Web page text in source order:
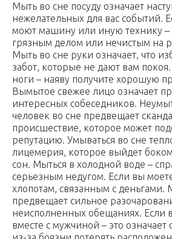
Мыть во сне посуду означает
нежелательных для вас событий.
моют машину или иную технику –
грязным делом или нечистым на
Мыть во сне руки означает, что
забот, которые не дают вам
ноги – наяву получите хорошую
Вымытое свежее лицо означает
интересных собеседников.
человек во сне предвещает
происшествие, которое может
репутацию. Умываться во сне
лицемерия, которое выйдет
сон. Мыться в холодной воде –
серьезным недугом. Если вы
хлопотам, связанным с деньгами.
предвещает сильное
неисполненных обещаниях. Если
вместе с мужчиной – это